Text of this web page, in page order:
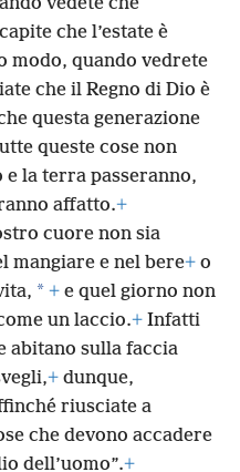
che l’estate è
modo, quando vedrete
che il Regno di Dio è
questa generazione
queste cose non
e la terra passeranno,
affatto.+
cuore non sia
mangiare e nel bere+ o
* + e quel giorno non
un laccio.+ Infatti
abitano sulla faccia
+ dunque,
riusciate a
che devono accadere
dell’uomo”.+